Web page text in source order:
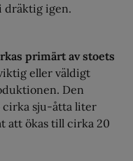
dräktig igen.
primärt av stoets
eller väldigt
Den
cirka sju-åtta liter
att ökas till cirka 20